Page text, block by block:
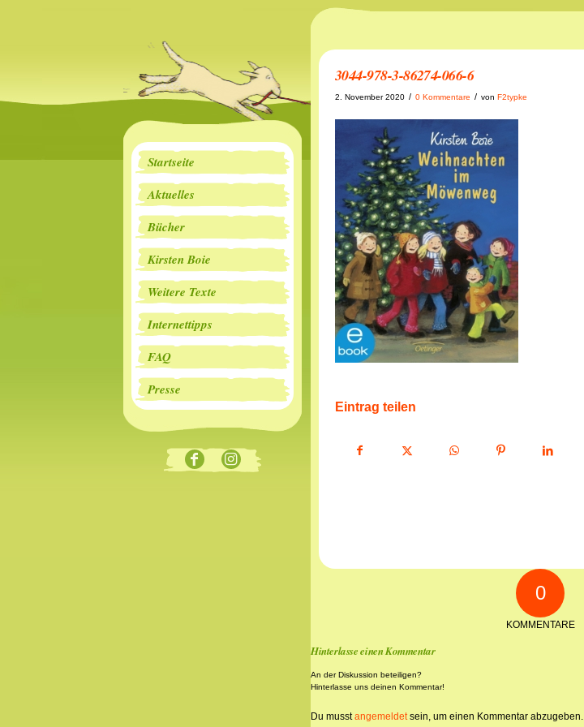
Startseite
Aktuelles
Bücher
Kirsten Boie
Weitere Texte
Internettipps
FAQ
Presse
3044-978-3-86274-066-6
2. November 2020 / 0 Kommentare / von F2typke
Eintrag teilen
0
KOMMENTARE
Hinterlasse einen Kommentar
An der Diskussion beteiligen?
Hinterlasse uns deinen Kommentar!
Du musstangemeldetsein, um einen Kommentar abzugeben.